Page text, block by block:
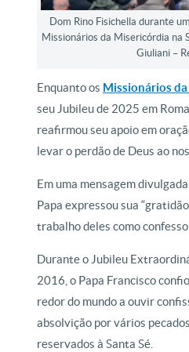
Dom Rino Fisichella durante
Missionários da Misericórdia na
Giuliani –
Enquanto os Missionários
seu Jubileu de 2025 em
reafirmou seu apoio em
levar o perdão de Deus ao
Em uma mensagem
Papa expressou sua
trabalho deles como
Durante o Jubileu
2016, o Papa Francisco
redor do mundo a ouvir
absolvição por vários
reservados à Santa Sé.